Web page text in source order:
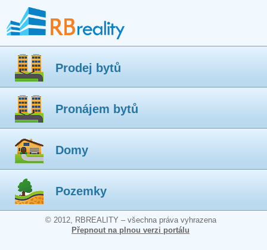
Prodej bytů
Pronájem bytů
Domy
Pozemky
© 2012, RBREALITY – všechna práva vyhrazena
Přepnout na plnou verzi portálu